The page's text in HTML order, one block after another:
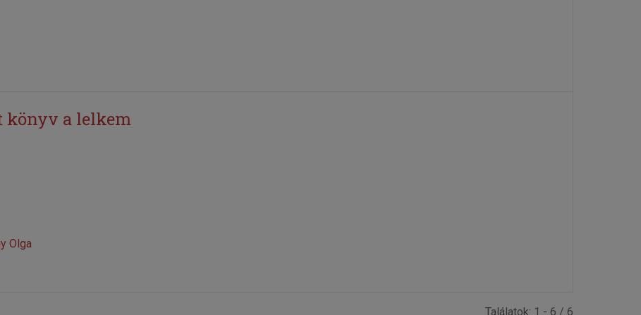
könyv a lelkem
Olga
Találatok: 1 - 6 / 6